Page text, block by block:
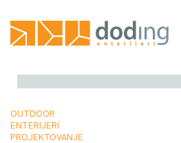
OUTDOOR
ENTERIJERI
PROJEKTOVANJE